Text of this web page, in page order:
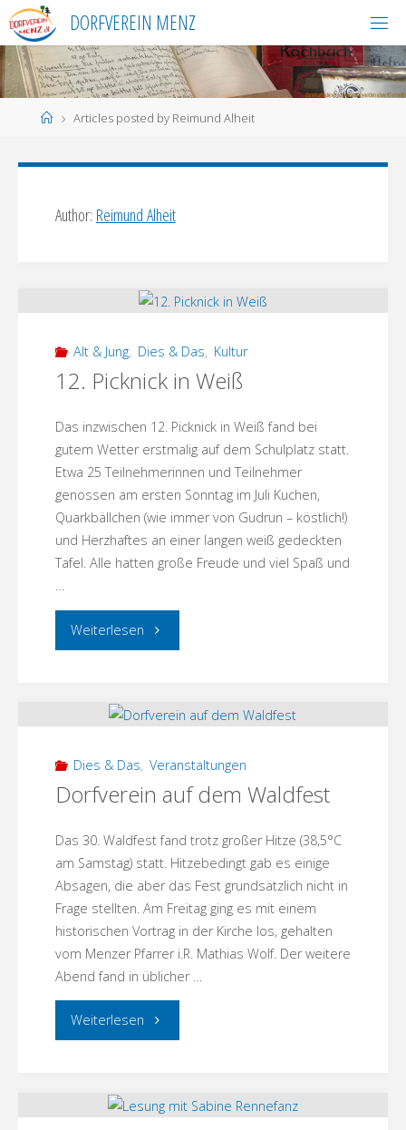
Skip
to
content
DORFVEREIN MENZ
HomeArticles posted by Reimund Alheit
Author: Reimund Alheit
Alt & Jung, Dies & Das, Kultur
12. Picknick in Weiß
Das inzwischen 12. Picknick in Weiß fand bei
gutem Wetter erstmalig auf dem Schulplatz statt.
Etwa 25 Teilnehmerinnen und Teilnehmer
genossen am ersten Sonntag im Juli Kuchen,
Quarkbällchen (wie immer von Gudrun – köstlich!)
und Herzhaftes an einer langen weiß gedeckten
Tafel. Alle hatten große Freude und viel Spaß und
…
Weiterlesen "12.
in
Dies & Das, Veranstaltungen
Dorfverein auf dem Waldfest
Das 30. Waldfest fand trotz großer Hitze (38,5°C
am Samstag) statt. Hitzebedingt gab es einige
Absagen, die aber das Fest grundsätzlich nicht in
Frage stellten. Am Freitag ging es mit einem
historischen Vortrag in der Kirche los, gehalten
vom Menzer Pfarrer i.R. Mathias Wolf. Der weitere
Abend fand in üblicher …
Weiterlesen "Dorfverein